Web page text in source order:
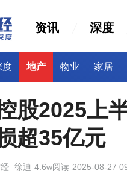
资讯 深度
度 地产 物业 家居
股2025上
超35亿元
徐迪 4.6w阅读 2025-08-27